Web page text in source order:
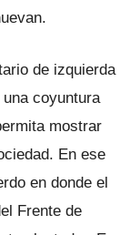
de izquierda
coyuntura
mostrar
En ese
en donde el
Frente de